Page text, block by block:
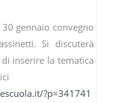
gennaio convegno
Si discuterà
inserire la tematica
?p=341741